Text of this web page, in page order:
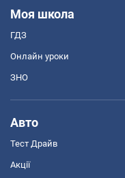
Моя школа
ГДЗ
Онлайн уроки
ЗНО
Авто
Тест Драйв
Акції